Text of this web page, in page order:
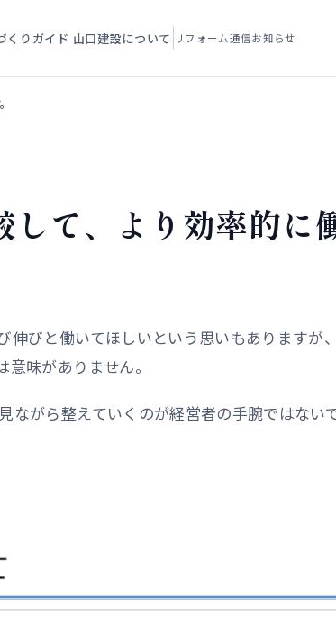
くりガイド 山口建設について リフォーム通信お知らせ
て、より効率的に
伸びと働いてほしいという思いもありますが
味がありません。
がら整えていくのが経営者の手腕ではない